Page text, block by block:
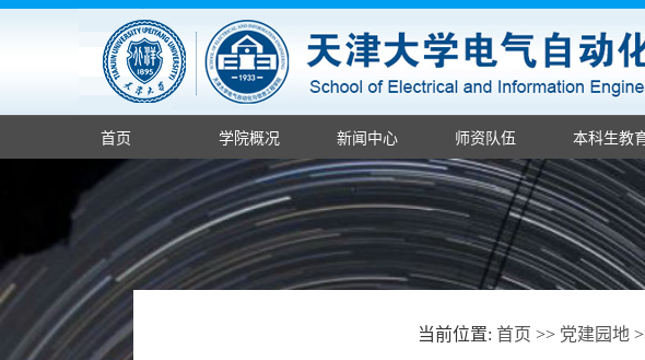
首页 学院概况 新闻中心 师资队伍 本科生教
当前位置: 首页 >> 党建园地